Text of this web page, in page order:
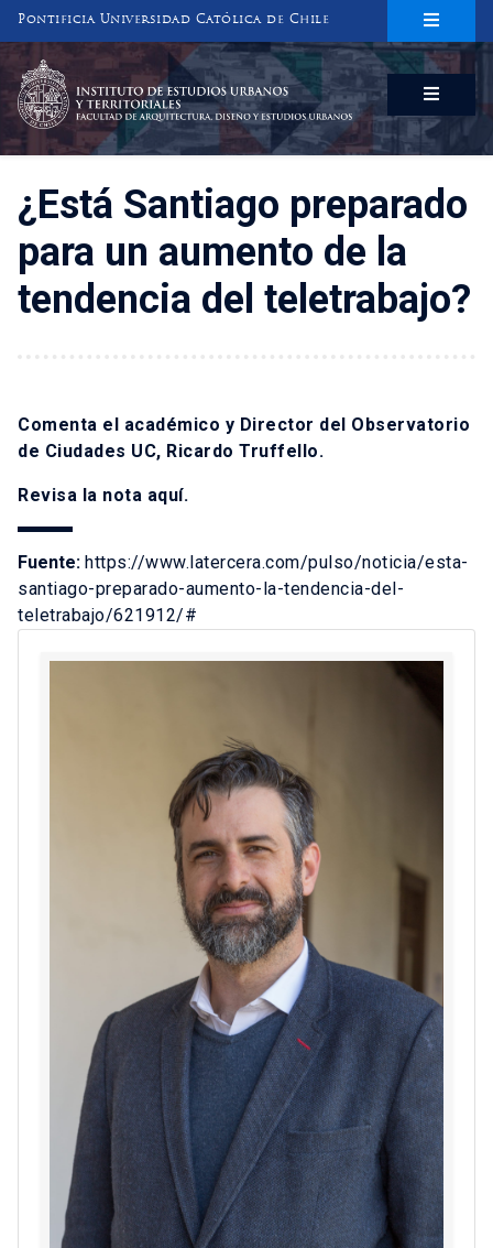
Pontificia Universidad Católica de Chile
INSTITUTO DE ESTUDIOS URBANOS
Y TERRITORIALES
FACULTAD DE ARQUITECTURA, DISEÑO Y ESTUDIOS URBANOS
¿Está Santiago preparado
para un aumento de la
tendencia del teletrabajo?
Comenta el académico y Director del Observatorio
de Ciudades UC, Ricardo Truffello.
Revisa la nota aquí.
Fuente: https://www.latercera.com/pulso/noticia/esta-
santiago-preparado-aumento-la-tendencia-del-
teletrabajo/621912/#